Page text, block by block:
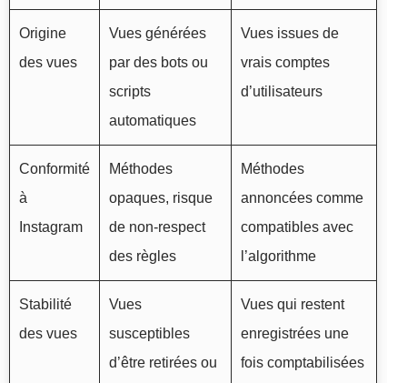
Origine
des vues
Vues générées
par des bots ou
scripts
automatiques
Vues issues de
vrais comptes
d’utilisateurs
Conformité
à
Instagram
Méthodes
opaques, risque
de non-respect
des règles
Méthodes
annoncées comme
compatibles avec
l’algorithme
Stabilité
des vues
Vues
susceptibles
d’être retirées ou
Vues qui restent
enregistrées une
fois comptabilisées